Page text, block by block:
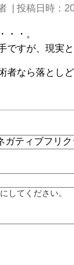
投稿日時
・・。
ですが、現実
者なら落とし
してください。